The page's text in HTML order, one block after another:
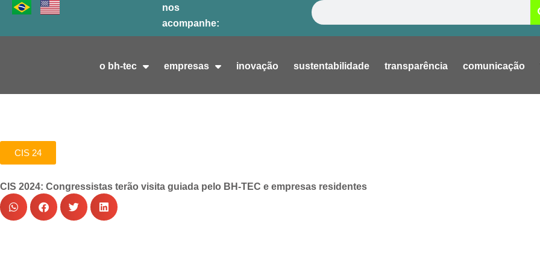
o
nos
acompanhe:
Pesquisar
o bh-tec empresas inovação sustentabilidade transparência comunicação
CIS 24
CIS 2024: Congressistas terão visita guiada pelo BH-TEC e empresas residentes